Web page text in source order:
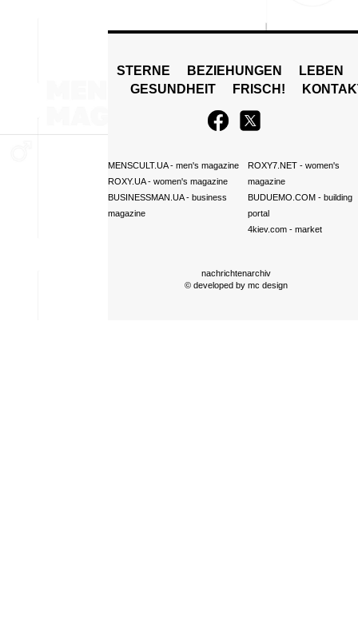
STERNE BEZIEHUNGEN
LEBEN
GESUNDHEIT
FRISCH!
MENSCULT.UA- men's magazine
ROXY.UA- women's magazine
BUSINESSMAN.UA- business
magazine
ROXY7.NET- women's
magazine
BUDUEMO.COM- building
portal
4kiev.com- market
nachrichtenarchiv
© developed by mc design